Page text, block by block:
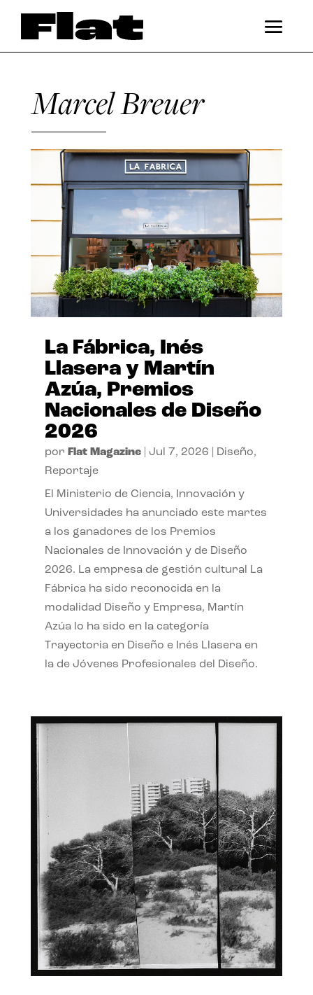
Marcel Breuer
La Fábrica, Inés
Llasera y Martín
Azúa, Premios
Nacionales de Diseño
2026
por Flat Magazine| Jul 7, 2026 Diseño,
Reportaje
El Ministerio de Ciencia, Innovación y
Universidades ha anunciado este martes
a los ganadores de los Premios
Nacionales de Innovación y de Diseño
2026. La empresa de gestión cultural La
Fábrica ha sido reconocida en la
modalidad Diseño y Empresa, Martín
Azúa lo ha sido en la categoría
Trayectoria en Diseño e Inés Llasera en
la de Jóvenes Profesionales del Diseño.